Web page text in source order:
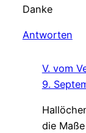
Danke
Antworten
V. vom
9.
die